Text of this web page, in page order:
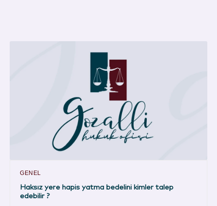
GENEL
Haksız yere hapis yatma bedelini kimler talep
edebilir ?